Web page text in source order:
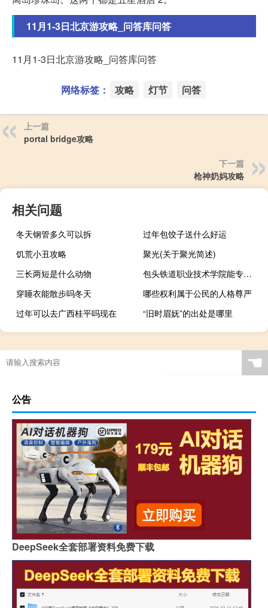
11月1-3日北京游攻略_问答库问答
11月1-3日北京游攻略_问答库问答
网络标签： 攻略 灯节 问答
上一篇
portal bridge攻略
下一篇
枪神奶妈攻略
相关问题
冬天钢管多久可以拆
过年包饺子送什么好运
饥荒小丑攻略
聚光(关于聚光简述)
三长两短是什么动物
包头铁道职业技术学院能专升本吗
穿睡衣能散步吗冬天
哪些权利属于公民的人格尊严
过年可以去广西桂平吗现在
“旧时眉妩”的出处是哪里
☚
公告
DeepSeek全套部署资料免费下载